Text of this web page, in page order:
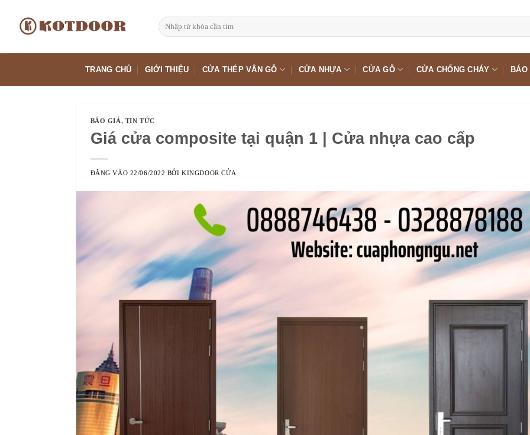
dung
Tìm
kiếm:
TRANG CHỦ GIỚI THIỆU CỬA THÉP VÂN GỖ CỬA NHỰA CỬA GỖ CỬA CHỐNG CHÁY BÁO
BÁO GIÁ, TIN TỨC
Giá cửa composite tại quận 1 | Cửa nhựa cao cấp
ĐĂNG VÀO 22/06/2022 BỞIKINGDOOR CỬA